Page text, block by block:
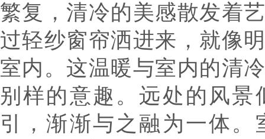
繁复，清冷的美感散发着
过轻纱窗帘洒进来，就像
室内。这温暖与室内的清
别样的意趣。远处的风
引，渐渐与之融为一体